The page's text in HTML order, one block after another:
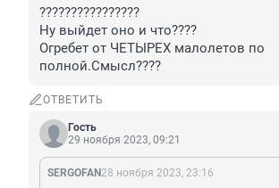
????????????????
Ну выйдет оно и что????
Огребет от ЧЕТЫРЕХ малолетов по
полной.Смысл????
ОТВЕТИТЬ
Гость
29 ноября 2023, 09:21
SERGOFAN 28 ноября 2023, 23:16